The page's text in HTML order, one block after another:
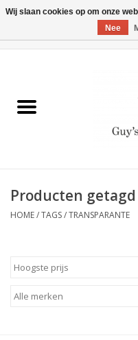
Machines
Paspoppen
Opbergsystemen
Producten
HOME/TAGS/TRANSPARANTE
Wij slaan cookies op om onze
Nee